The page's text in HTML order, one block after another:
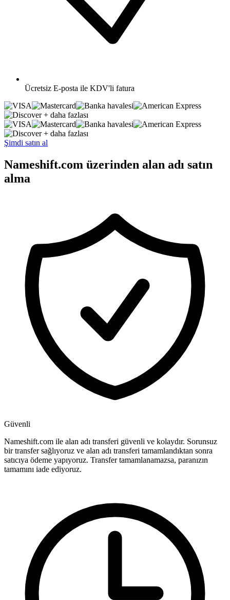
Ücretsiz E-posta ile KDV'li fatura
+ daha fazlası
+ daha fazlası
Şimdi satın al
Nameshift.com üzerinden alan adı satın
alma
Güvenli
Nameshift.com ile alan adı transferi güvenli ve kolaydır. Sorunsuz
bir transfer sağlıyoruz ve alan adı transferi tamamlandıktan sonra
satıcıya ödeme yapıyoruz. Transfer tamamlanamazsa, paranızın
tamamını iade ediyoruz.